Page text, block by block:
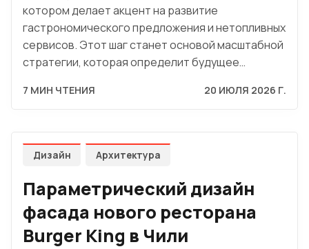
котором делает акцент на развитие
гастрономического предложения и нетопливных
сервисов. Этот шаг станет основой масштабной
стратегии, которая определит будущее…
7 МИН ЧТЕНИЯ 20 ИЮЛЯ 2026 Г.
Дизайн Архитектура
Параметрический дизайн
фасада нового ресторана
Burger King в Чили